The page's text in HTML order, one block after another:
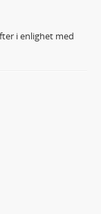
i enlighet med